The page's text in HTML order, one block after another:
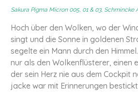
Sakura Pigma Micron 005, 01 & 03, Schmincke
Hoch über den Wolken, wo der
singt und die Sonne in goldenen
segelte ein Mann durch den
nur als den Wol­ken­flüs­te­rer, einen
der sein Herz nie aus dem Cockpit
ja­cke war mit Erin­ne­run­gen